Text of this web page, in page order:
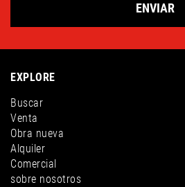
ENVIAR
EXPLORE
Buscar
Venta
Obra nueva
Alquiler
Comercial
sobre nosotros